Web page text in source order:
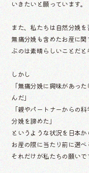
いきたいと願っています。
また、私たちは自然分娩を
無痛分娩も含めたお産に
ぶのは素晴らしいことだと
しかし
「無痛分娩に興味があっ
んだ」
「親やパートナーからの
分娩を諦めた」
というような状況を日本か
お産の際に当たり前に選
それだけが私たちの願いで